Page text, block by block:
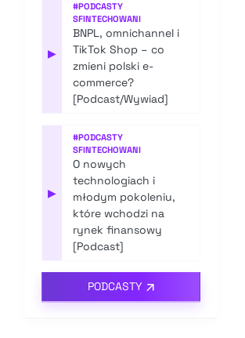
▶
#PODCASTY
SFINTECHOWANI
BNPL, omnichannel i
TikTok Shop – co
zmieni polski e-
commerce?
[Podcast/Wywiad]
▶
#PODCASTY
SFINTECHOWANI
O nowych
technologiach i
młodym pokoleniu,
które wchodzi na
rynek finansowy
[Podcast]
PODCASTY